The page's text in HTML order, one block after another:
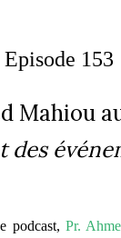
Episode 153
Mahiou
des
podcast,Pr.